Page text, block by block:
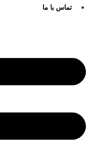
تماس با ما